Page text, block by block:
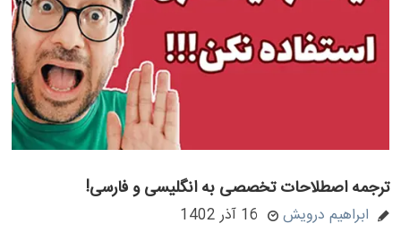
ترجمه اصطلاحات تخصصی به انگلیسی و فارسی!
ابراهیم درویش 16 آذر 1402